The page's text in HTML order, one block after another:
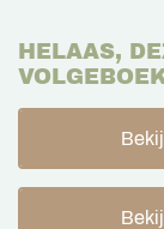
HELAAS,